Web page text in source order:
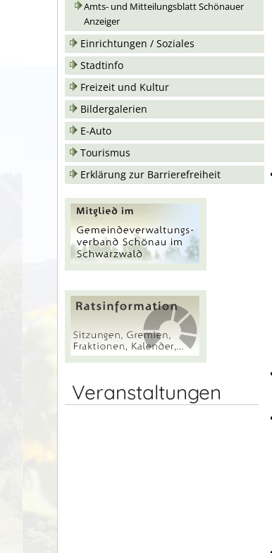
Amts- und Mitteilungsblatt Schönauer
Anzeiger
Einrichtungen / Soziales
Stadtinfo
Freizeit und Kultur
Bildergalerien
E-Auto
Tourismus
Erklärung zur Barrierefreiheit
Veranstaltungen